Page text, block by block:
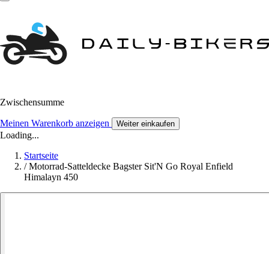
Zwischensumme
Meinen Warenkorb anzeigen Weiter einkaufen
Loading...
Startseite
/ Motorrad-Satteldecke Bagster Sit'N Go Royal Enfield
Himalayn 450